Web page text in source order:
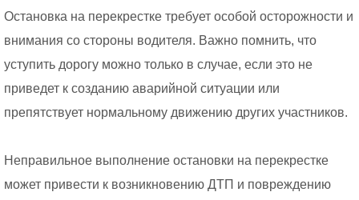
Остановка на перекрестке требует особой осторожности и
внимания со стороны водителя. Важно помнить, что
уступить дорогу можно только в случае, если это не
приведет к созданию аварийной ситуации или
препятствует нормальному движению других участников.
Неправильное выполнение остановки на перекрестке
может привести к возникновению ДТП и повреждению